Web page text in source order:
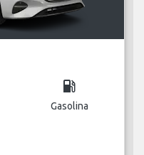
local_gas_station
Gasolina